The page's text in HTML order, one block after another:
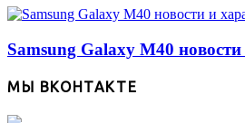
Samsung Galaxy M40
МЫ ВКОНТАКТЕ